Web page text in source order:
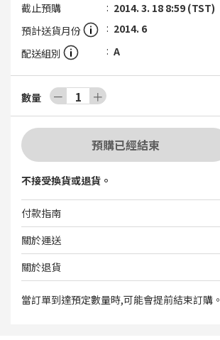
截止預購
2014. 3. 18 8:59 (TST)
預計送貨月份
2014. 6
配送組別
A
數量 － 1 ＋
預購已經結束
不接受換貨或退貨。
付款指南
關於運送
關於退貨
當訂單到達預定數量時,可能會提前結束訂購。